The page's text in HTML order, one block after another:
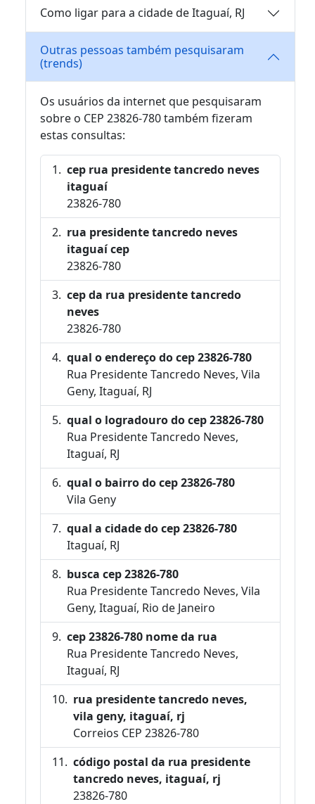
Como ligar para a cidade de Itaguaí, RJ
Outras pessoas também pesquisaram
(trends)
Os usuários da internet que pesquisaram
sobre o CEP 23826-780 também fizeram
estas consultas:
cep rua presidente tancredo neves
itaguaí
23826-780
rua presidente tancredo neves
itaguaí cep
23826-780
cep da rua presidente tancredo
neves
23826-780
qual o endereço do cep 23826-780
Rua Presidente Tancredo Neves, Vila
Geny, Itaguaí, RJ
qual o logradouro do cep 23826-780
Rua Presidente Tancredo Neves,
Itaguaí, RJ
qual o bairro do cep 23826-780
Vila Geny
qual a cidade do cep 23826-780
Itaguaí, RJ
busca cep 23826-780
Rua Presidente Tancredo Neves, Vila
Geny, Itaguaí, Rio de Janeiro
cep 23826-780 nome da rua
Rua Presidente Tancredo Neves,
Itaguaí, RJ
rua presidente tancredo neves,
vila geny, itaguaí, rj
Correios CEP 23826-780
código postal da rua presidente
tancredo neves, itaguaí, rj
23826-780